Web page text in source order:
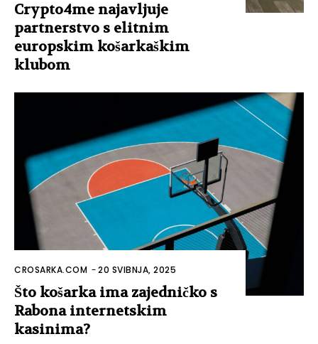
Crypto4me najavljuje
partnerstvo s elitnim
europskim košarkaškim
klubom
CROSARKA.COM -20 SVIBNJA, 2025
Što košarka ima zajedničko s
Rabona internetskim
kasinima?